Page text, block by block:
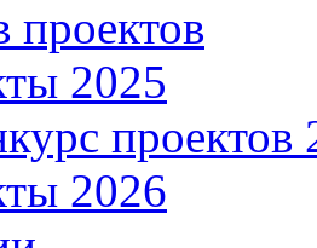
проектов
2025
проектов
2026